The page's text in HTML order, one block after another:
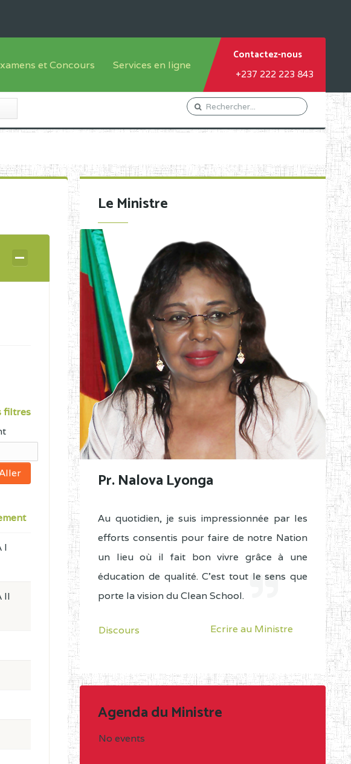
Sous système francophone
et Concours
des candidats
disponibles
Services en ligne
Orientation Conseil
Gestion du Personnel
Demande de subvention
Contactez-nous
+237 222 223 843
filtres
I
II
Le Ministre
Pr. Nalova Lyonga
Au quotidien, je suis impressionnée par les
efforts consentis pour faire de notre Nation
un lieu où il fait bon vivre grâce à une
éducation de qualité. C'est tout le sens que
porte la vision du Clean School.
Discours Ecrire au Ministre
Agenda du Ministre
No events